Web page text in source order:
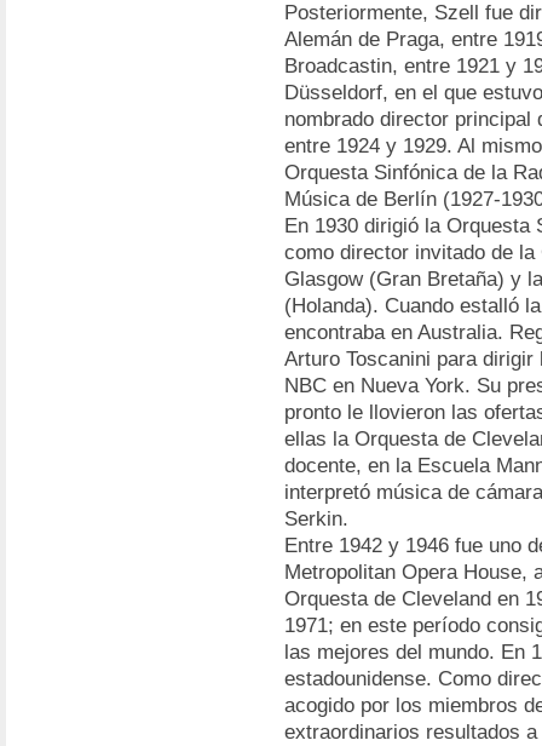
Posteriormente, Szell fue
Alemán de Praga, entre
Broadcastin, entre 1921 y
Düsseldorf, en el que
nombrado director principal
entre 1924 y 1929. Al
Orquesta Sinfónica de la
Música de Berlín (1927-
En 1930 dirigió la Orquesta
como director invitado de
Glasgow (Gran Bretaña) y
(Holanda). Cuando estalló
encontraba en Australia.
Arturo Toscanini para
NBC en Nueva York. Su
pronto le llovieron las
ellas la Orquesta de
docente, en la Escuela
interpretó música de
Serkin.
Entre 1942 y 1946 fue uno
Metropolitan Opera House,
Orquesta de Cleveland en
1971; en este período
las mejores del mundo. En
estadounidense. Como
acogido por los miembros
extraordinarios resultados